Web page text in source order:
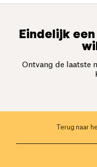
Eindelijk
Ontvang de laatste
Terug naar